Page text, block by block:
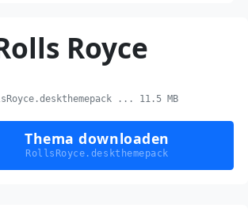
Royce
... 11.5 MB
Thema downloaden
RollsRoyce.deskthemepack